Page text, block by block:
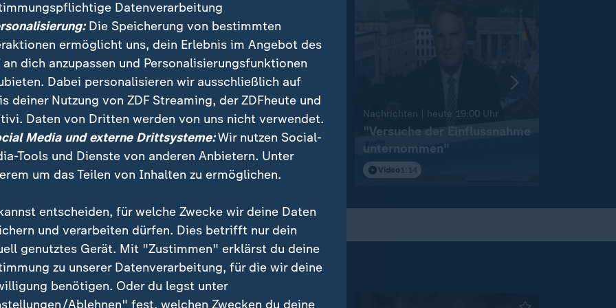
| heute 19:00 Uhr:
für
Terrorgruppe
Nachrichten | heute 19:00 Uhr
Russische Desinformation
vor Landtagswahlen
Nachrichten | heute 19:00 Uhr:
"Versuche der Einflussnahme
unternommen"
Video 1:14
Datenverarbeitung
Die Speicherung von bestimmten
ermöglicht uns, dein Erlebnis im Angebot des
an dich anzupassen und Personalisierungsfunktionen
Dabei personalisieren wir ausschließlich auf
deiner Nutzung von ZDF Streaming, der ZDFheute und
Daten von Dritten werden von uns nicht verwendet.
Media und externe Drittsysteme:Wir nutzen Social-
Tools und Dienste von anderen Anbietern. Unter
um das Teilen von Inhalten zu ermöglichen.
entscheiden, für welche Zwecke wir deine Daten
und verarbeiten dürfen. Dies betrifft nur dein
genutztes Gerät. Mit "Zustimmen" erklärst du deine
zu unserer Datenverarbeitung, für die wir deine
benötigen. Oder du legst unter
Ablehnen" fest, welchen Zwecken du deine